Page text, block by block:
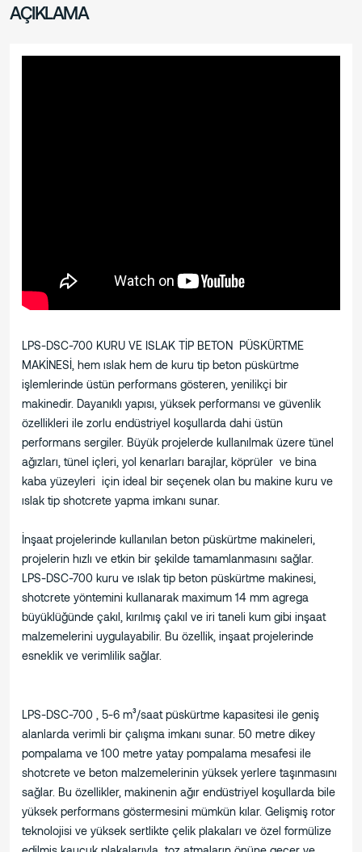
AÇIKLAMA
LPS-DSC-700 KURU VE ISLAK TİP BETON PÜSKÜRTME
MAKİNESİ, hem ıslak hem de kuru tip beton püskürtme
işlemlerinde üstün performans gösteren, yenilikçi bir
makinedir. Dayanıklı yapısı, yüksek performansı ve güvenlik
özellikleri ile zorlu endüstriyel koşullarda dahi üstün
performans sergiler. Büyük projelerde kullanılmak üzere tünel
ağızları, tünel içleri, yol kenarları barajlar, köprüler ve bina
kaba yüzeyleri için ideal bir seçenek olan bu makine kuru ve
ıslak tip shotcrete yapma imkanı sunar.
İnşaat projelerinde kullanılan beton püskürtme makineleri,
projelerin hızlı ve etkin bir şekilde tamamlanmasını sağlar.
LPS-DSC-700 kuru ve ıslak tip beton püskürtme makinesi,
shotcrete yöntemini kullanarak maximum 14 mm agrega
büyüklüğünde çakıl, kırılmış çakıl ve iri taneli kum gibi inşaat
malzemelerini uygulayabilir. Bu özellik, inşaat projelerinde
esneklik ve verimlilik sağlar.
LPS-DSC-700 , 5-6 m³/saat püskürtme kapasitesi ile geniş
alanlarda verimli bir çalışma imkanı sunar. 50 metre dikey
pompalama ve 100 metre yatay pompalama mesafesi ile
shotcrete ve beton malzemelerinin yüksek yerlere taşınmasını
sağlar. Bu özellikler, makinenin ağır endüstriyel koşullarda bile
yüksek performans göstermesini mümkün kılar. Gelişmiş rotor
teknolojisi ve yüksek sertlikte çelik plakaları ve özel formülize